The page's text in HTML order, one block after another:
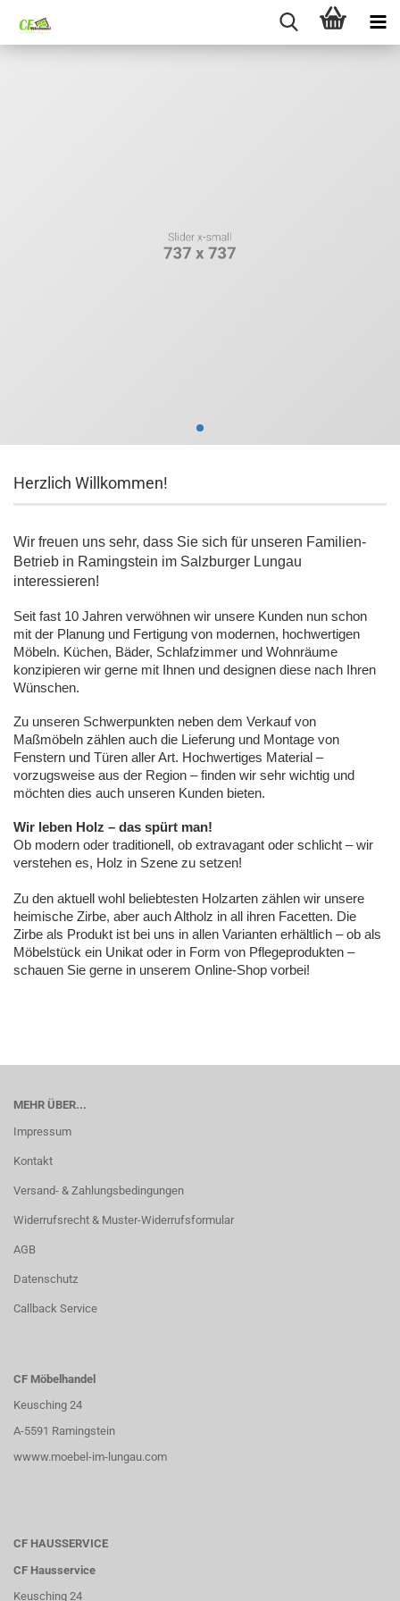
Herzlich Willkommen!
Wir freuen uns sehr, dass Sie sich für unseren Familien-
Betrieb in Ramingstein im Salzburger Lungau
interessieren!
Seit fast 10 Jahren verwöhnen wir unsere Kunden nun schon
mit der Planung und Fertigung von modernen, hochwertigen
Möbeln. Küchen, Bäder, Schlafzimmer und Wohnräume
konzipieren wir gerne mit Ihnen und designen diese nach Ihren
Wünschen.
Zu unseren Schwerpunkten neben dem Verkauf von
Maßmöbeln zählen auch die Lieferung und Montage von
Fenstern und Türen aller Art. Hochwertiges Material –
vorzugsweise aus der Region – finden wir sehr wichtig und
möchten dies auch unseren Kunden bieten.
Wir leben Holz – das spürt man!
Ob modern oder traditionell, ob extravagant oder schlicht – wir
verstehen es, Holz in Szene zu setzen!
Zu den aktuell wohl beliebtesten Holzarten zählen wir unsere
heimische Zirbe, aber auch Altholz in all ihren Facetten. Die
Zirbe als Produkt ist bei uns in allen Varianten erhältlich – ob als
Möbelstück ein Unikat oder in Form von Pflegeprodukten –
schauen Sie gerne in unserem Online-Shop vorbei!
MEHR ÜBER...
Impressum
Kontakt
Versand- & Zahlungsbedingungen
Widerrufsrecht & Muster-Widerrufsformular
AGB
Datenschutz
Callback Service
CF Möbelhandel
Keusching 24
A-5591 Ramingstein
wwww.moebel-im-lungau.com
CF HAUSSERVICE
CF Hausservice
Keusching 24